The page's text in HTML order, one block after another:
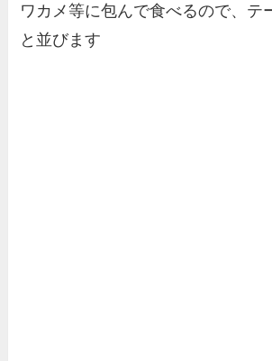
ワカメ等に包んで食べるので、テ
と並びます